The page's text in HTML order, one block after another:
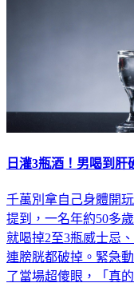
日灌3瓶酒！男喝到
千萬別拿自己身體開
提到，一名年約50多
就喝掉2至3瓶威士忌
連膀胱都破掉。緊急
了當場超傻眼，「真